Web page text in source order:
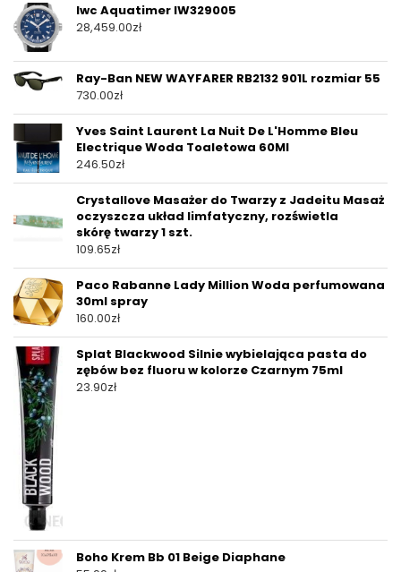
Iwc Aquatimer IW329005
28,459.00zł
Ray-Ban NEW WAYFARER RB2132 901L rozmiar 55
730.00zł
Yves Saint Laurent La Nuit De L'Homme Bleu
Electrique Woda Toaletowa 60Ml
246.50zł
Crystallove Masażer do Twarzy z Jadeitu Masaż
oczyszcza układ limfatyczny, rozświetla
skórę twarzy 1 szt.
109.65zł
Paco Rabanne Lady Million Woda perfumowana
30ml spray
160.00zł
Splat Blackwood Silnie wybielająca pasta do
zębów bez fluoru w kolorze Czarnym 75ml
23.90zł
Boho Krem Bb 01 Beige Diaphane